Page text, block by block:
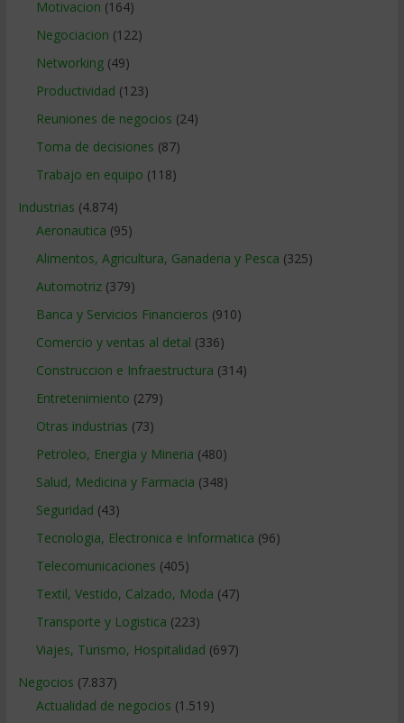
Motivacion (164)
Negociacion (122)
Networking(49)
Productividad (123)
Reuniones de negocios (24)
Toma de decisiones (87)
Trabajo en equipo (118)
Industrias (4.874)
Aeronautica (95)
Alimentos, Agricultura, Ganaderia y Pesca (325)
Automotriz(379)
Banca y Servicios Financieros (910)
Comercio y ventas al detal (336)
Construccion e Infraestructura (314)
Entretenimiento (279)
Otras industrias (73)
Petroleo, Energia y Mineria (480)
Salud, Medicina y Farmacia (348)
Seguridad (43)
Tecnologia, Electronica e Informatica (96)
Telecomunicaciones (405)
Textil, Vestido, Calzado, Moda (47)
Transporte y Logistica (223)
Viajes, Turismo, Hospitalidad (697)
Negocios (7.837)
Actualidad de negocios (1.519)